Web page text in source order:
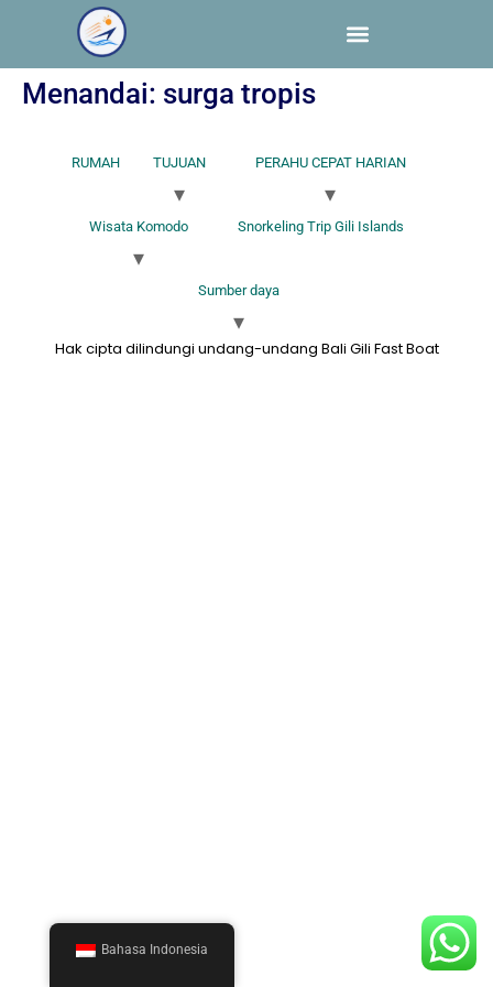
Menandai: surga tropis
RUMAH TUJUAN PERAHU CEPAT HARIAN
Wisata Komodo Snorkeling Trip Gili Islands
Sumber daya
Hak cipta dilindungi undang-undang Bali Gili Fast Boat
Bahasa Indonesia